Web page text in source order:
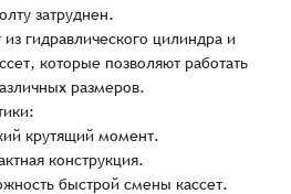
затруднен.
из гидравлического цилиндра и
которые позволяют работать
размеров.
крутящий момент.
конструкция.
быстрой смены кассет.